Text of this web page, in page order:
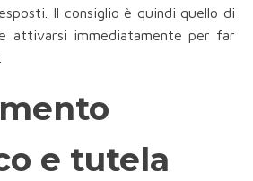
Il consiglio è quindi quello di
attivarsi immediatamente per far
e tutela